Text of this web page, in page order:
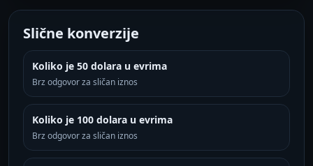
Slične konverzije
Koliko je 50 dolara u evrima
Brz odgovor za sličan iznos
Koliko je 100 dolara u evrima
Brz odgovor za sličan iznos